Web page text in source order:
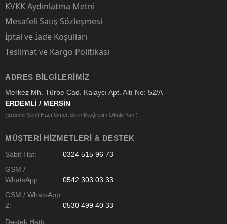
KVKK Aydınlatma Metni
Mesafeli Satış Sözleşmesi
İptal ve İade Koşulları
Teslimat ve Kargo Politikası
ADRES BILGILERIMIZ
Merkez Mh. Türbe Cad. Kalaycı Apt. Altı No: 52/A
ERDEMLİ / MERSİN
(Erdemli Şehit Hacı Ömer Serin İlköğretim Okulu Yanı)
MÜŞTERI HIZMETLERI & DESTEK
Sabit Hat:
0324 515 96 73
GSM /
WhatsApp:
0542 303 03 33
GSM / WhatsApp
2:
0530 499 40 33
Destek Hattı: